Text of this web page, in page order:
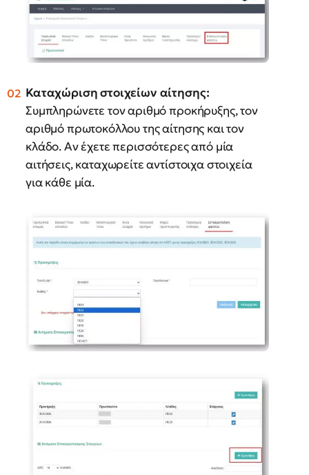
Καταχώριση στοιχείων αίτησης:
Συμπληρώνετε τον αριθμό προκήρυξης, τον
αριθμό πρωτοκόλλου της αίτησης και τον
κλάδο. Αν έχετε περισσότερες από μία
αιτήσεις, καταχωρείτε αντίστοιχα στοιχεία
για κάθε μία.